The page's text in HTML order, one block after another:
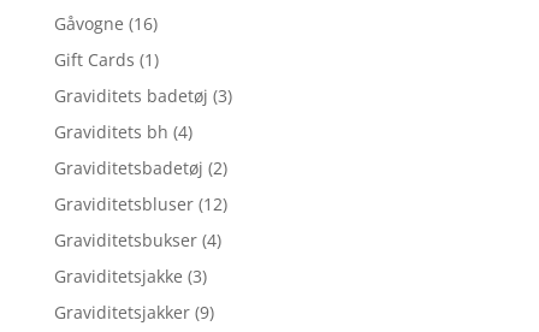
Gåvogne (16)
Gift Cards (1)
Graviditets badetøj (3)
Graviditets bh (4)
Graviditetsbadetøj (2)
Graviditetsbluser (12)
Graviditetsbukser (4)
Graviditetsjakke (3)
Graviditetsjakker (9)